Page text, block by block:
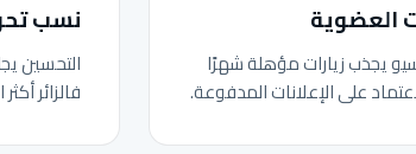
العضوية
يجذب زيارات مؤهلة شهرًا
على الإعلانات المدفوعة.
نسب
التحسين
فالزائر